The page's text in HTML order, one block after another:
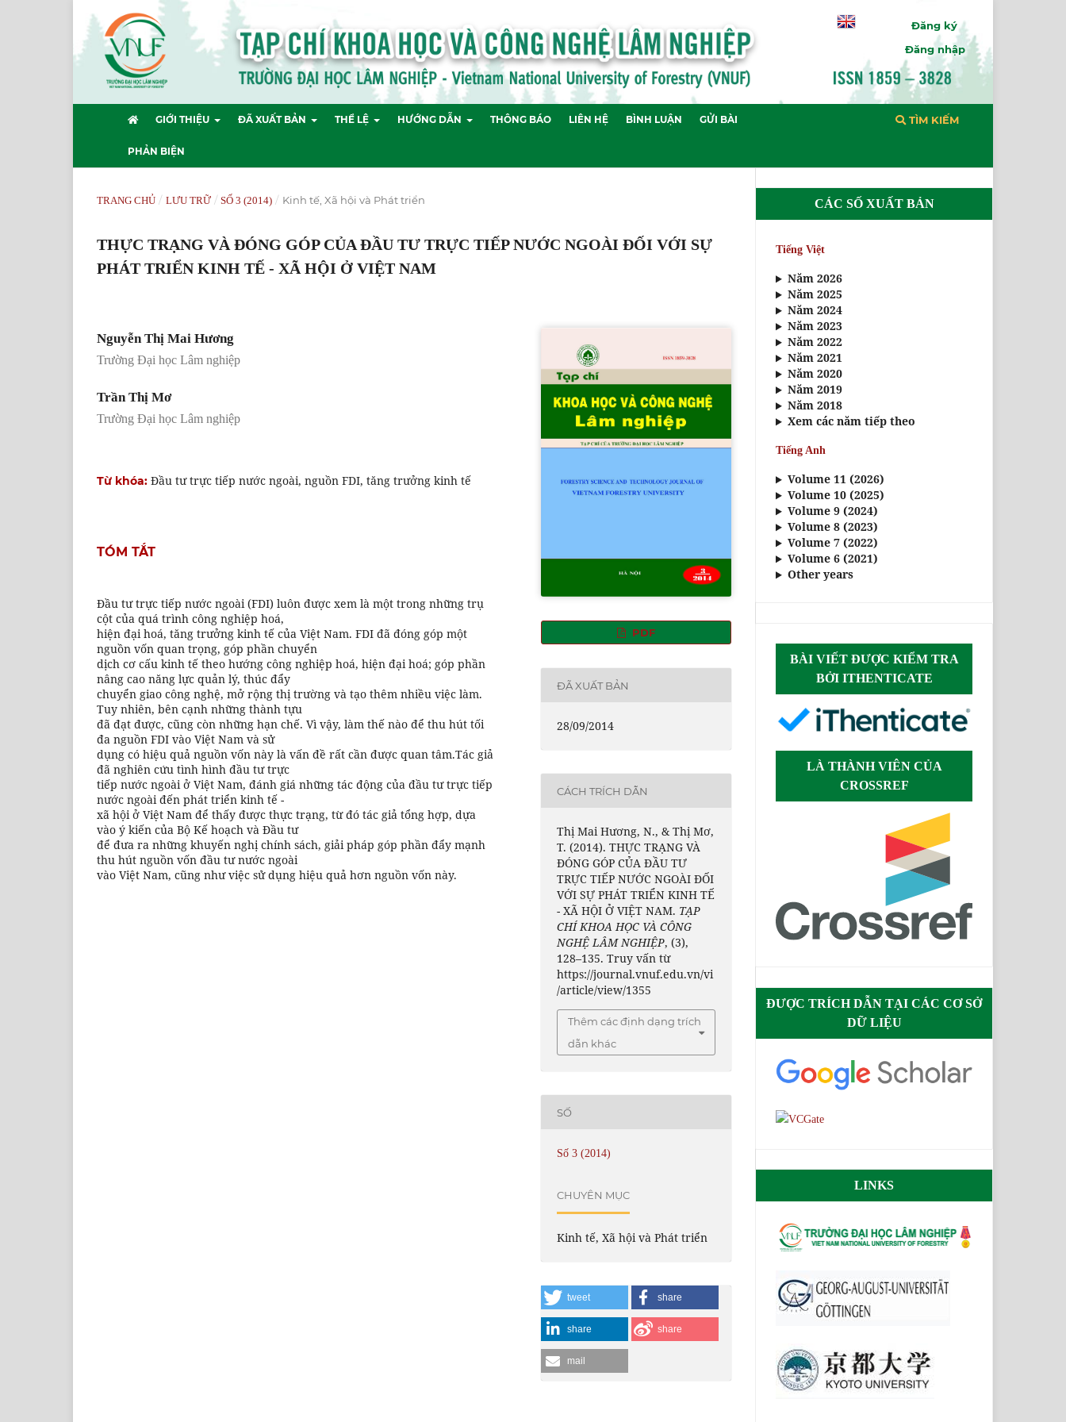
GIỚI THIỆU ĐÃ XUẤT BẢN THỂ LỆ HƯỚNG DẪN THÔNG BÁO LIÊN HỆ BÌNH LUẬN GỬI BÀI
PHẢN BIỆN
TÌM KIẾM
Đăng ký
Đăng nhập
TRANG CHỦ / LƯU TRỮ / SỐ 3 (2014) / Kinh tế, Xã hội và Phát triển
THỰC TRẠNG VÀ ĐÓNG GÓP CỦA ĐẦU TƯ TRỰC TIẾP NƯỚC NGOÀI ĐỐI VỚI SỰ
PHÁT TRIỂN KINH TẾ - XÃ HỘI Ở VIỆT NAM
Nguyễn Thị Mai Hương
Trường Đại học Lâm nghiệp
Trần Thị Mơ
Trường Đại học Lâm nghiệp
Từ khóa: Đầu tư trực tiếp nước ngoài, nguồn FDI, tăng trưởng kinh tế
TÓM TẮT
Đầu tư trực tiếp nước ngoài (FDI) luôn được xem là một trong những trụ
cột của quá trình công nghiệp hoá,
hiện đại hoá, tăng trưởng kinh tế của Việt Nam. FDI đã đóng góp một
nguồn vốn quan trọng, góp phần chuyển
dịch cơ cấu kinh tế theo hướng công nghiệp hoá, hiện đại hoá; góp phần
nâng cao năng lực quản lý, thúc đẩy
chuyển giao công nghệ, mở rộng thị trường và tạo thêm nhiều việc làm.
Tuy nhiên, bên cạnh những thành tựu
đã đạt được, cũng còn những hạn chế. Vì vậy, làm thế nào để thu hút tối
đa nguồn FDI vào Việt Nam và sử
dụng có hiệu quả nguồn vốn này là vấn đề rất cần được quan tâm.Tác giả
đã nghiên cứu tình hình đầu tư trực
tiếp nước ngoài ở Việt Nam, đánh giá những tác động của đầu tư trực tiếp
nước ngoài đến phát triển kinh tế -
xã hội ở Việt Nam để thấy được thực trạng, từ đó tác giả tổng hợp, dựa
vào ý kiến của Bộ Kế hoạch và Đầu tư
để đưa ra những khuyến nghị chính sách, giải pháp góp phần đẩy mạnh
thu hút nguồn vốn đầu tư nước ngoài
vào Việt Nam, cũng như việc sử dụng hiệu quả hơn nguồn vốn này.
PDF
ĐÃ XUẤT BẢN
28/09/2014
CÁCH TRÍCH DẪN
Thị Mai Hương, N., & Thị Mơ,
T. (2014). THỰC TRẠNG VÀ
ĐÓNG GÓP CỦA ĐẦU TƯ
TRỰC TIẾP NƯỚC NGOÀI ĐỐI
VỚI SỰ PHÁT TRIỂN KINH TẾ
- XÃ HỘI Ở VIỆT NAM. TẠP
CHÍ KHOA HỌC VÀ CÔNG
NGHỆ LÂM NGHIỆP, (3),
128–135. Truy vấn từ
https://journal.vnuf.edu.vn/vi
/article/view/1355
Thêm các định dạng trích
dẫn khác
SỐ
Số 3 (2014)
CHUYÊN MỤC
Kinh tế, Xã hội và Phát triển
tweet share
share share
mail
CÁC SỐ XUẤT BẢN
Tiếng Việt
Năm 2026
Năm 2025
Năm 2024
Năm 2023
Năm 2022
Năm 2021
Năm 2020
Năm 2019
Năm 2018
Xem các năm tiếp theo
Tiếng Anh
Volume 11 (2026)
Volume 10 (2025)
Volume 9 (2024)
Volume 8 (2023)
Volume 7 (2022)
Volume 6 (2021)
Other years
BÀI VIẾT ĐƯỢC KIỂM TRA
BỞI ITHENTICATE
LÀ THÀNH VIÊN CỦA
CROSSREF
ĐƯỢC TRÍCH DẪN TẠI CÁC CƠ SỞ
DỮ LIỆU
LINKS